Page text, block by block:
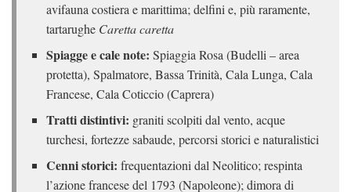
avifauna costiera e marittima; delfini e, più raramente,
tartarughe Caretta caretta
Spiagge e cale note: Spiaggia Rosa (Budelli – area
protetta), Spalmatore, Bassa Trinità, Cala Lunga, Cala
Francese, Cala Coticcio (Caprera)
Tratti distintivi: graniti scolpiti dal vento, acque
turchesi, fortezze sabaude, percorsi storici e naturalistici
Cenni storici: frequentazioni dal Neolitico; respinta
l’azione francese del 1793 (Napoleone); dimora di